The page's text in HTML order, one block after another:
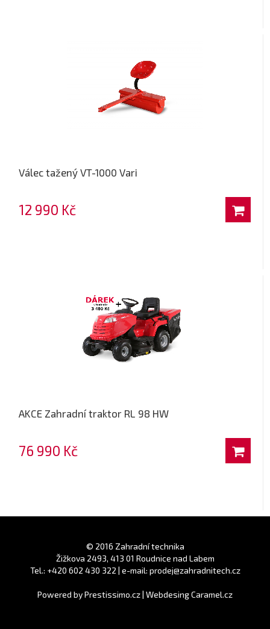
Válec tažený VT-1000 Vari
12 990 Kč
AKCE Zahradní traktor RL 98 HW
76 990 Kč
© 2016 Zahradní technika
Žižkova 2493, 413 01 Roudnice nad Labem
Tel.: +420 602 430 322 | e-mail: prodej@zahradnitech.cz
Powered byPrestissimo.cz| Webdesing Caramel.cz